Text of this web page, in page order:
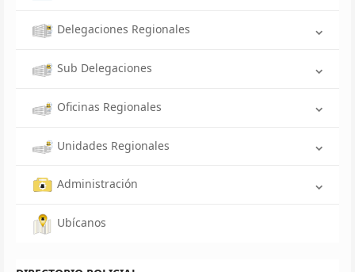
Delegaciones Regionales
Sub Delegaciones
Oficinas Regionales
Unidades Regionales
Administración
Ubícanos